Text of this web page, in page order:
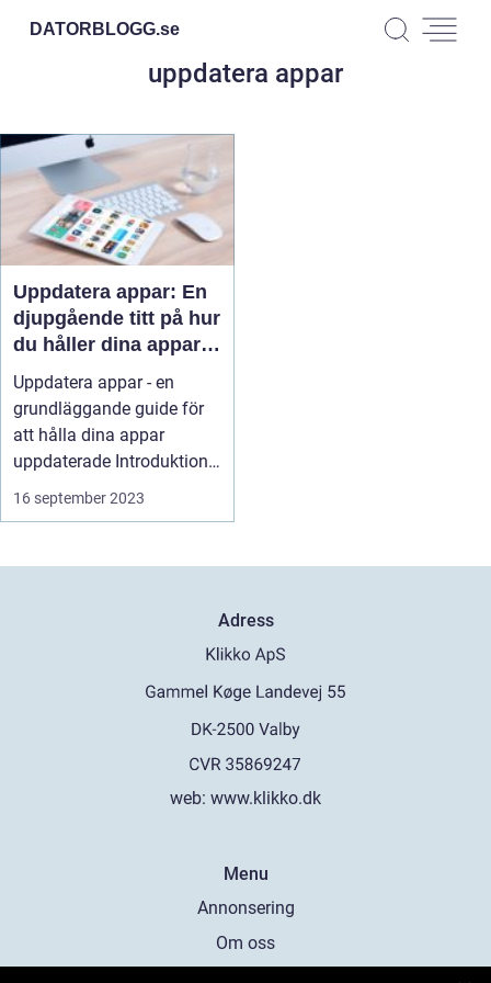
DATORBLOGG.se
uppdatera appar
Uppdatera appar: En
djupgående titt på hur
du håller dina appar
uppdaterade
Uppdatera appar - en
grundläggande guide för
att hålla dina appar
uppdaterade Introduktion
Att hål...
16 september 2023
Adress
web: www.klikko.dk
Menu
Annonsering
Om oss